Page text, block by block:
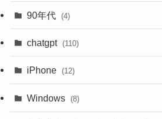
90年代 (4)
chatgpt (110)
iPhone (12)
Windows (8)